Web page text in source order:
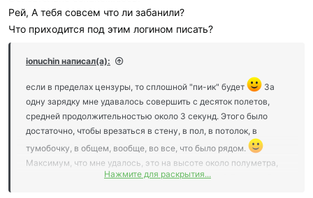
и
л
и
Рей, А тебя совсем что ли забанили?
Что приходится под этим логином писать?
ionuchin написал(а):
если в пределах цензуры, то сплошной "пи-ик" будет
За
одну зарядку мне удавалось совершить с десяток полетов,
средней продолжительностью около 3 секунд. Этого было
достаточно, чтобы врезаться в стену, в пол, в потолок, в
тумобочку, в общем, вообще, во все, что было рядом.
Максимум, что мне удалось, это на высоте около полуметра,
очень-очень медленно, пролететь по коридору 3,5 метра. В
Нажмите для раскрытия...